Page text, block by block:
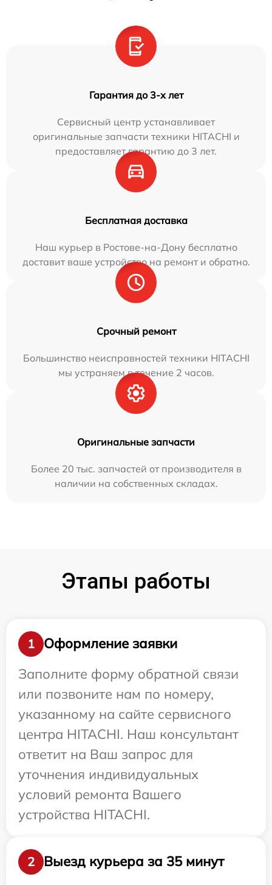
Гарантия до 3-х лет
Сервисный центр устанавливает
оригинальные запчасти техники HITACHI и
предоставляет гарантию до 3 лет.
Бесплатная доставка
Наш курьер в Ростове-на-Дону бесплатно
доставит ваше устройство на ремонт и обратно.
Срочный ремонт
Большинство неисправностей техники HITACHI
мы устраняем в течение 2 часов.
Оригинальные запчасти
Более 20 тыс. запчастей от производителя в
наличии на собственных складах.
Этапы работы
1
Оформление заявки
Заполните форму обратной связи
или позвоните нам по номеру,
указанному на сайте сервисного
центра HITACHI. Наш консультант
ответит на Ваш запрос для
уточнения индивидуальных
условий ремонта Вашего
устройства HITACHI.
2
Выезд курьера за 35 минут